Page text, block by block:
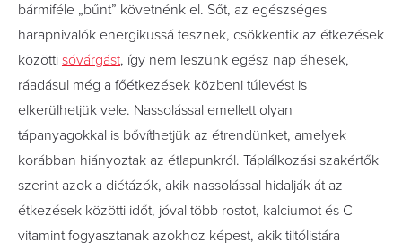
bármiféle „bűnt” követnénk el. Sőt, az egészséges
harapnivalók energikussá tesznek, csökkentik az étkezések
közötti sóvárgást, így nem leszünk egész nap éhesek,
ráadásul még a főétkezések közbeni túlevést is
elkerülhetjük vele. Nassolással emellett olyan
tápanyagokkal is bővíthetjük az étrendünket, amelyek
korábban hiányoztak az étlapunkról. Táplálkozási szakértők
szerint azok a diétázók, akik nassolással hidalják át az
étkezések közötti időt, jóval több rostot, kalciumot és C-
vitamint fogyasztanak azokhoz képest, akik tiltólistára